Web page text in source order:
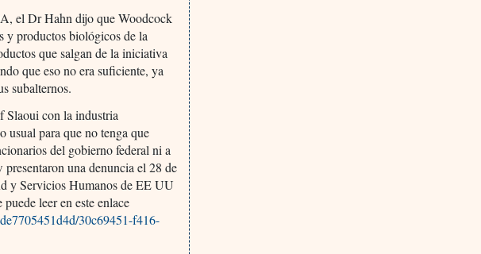
el Dr Hahn dijo que Woodcock
y productos biológicos de la
que salgan de la iniciativa
que eso no era suficiente, ya
subalternos.
Slaoui con la industria
usual para que no tenga que
del gobierno federal ni a
una denuncia el 28 de
y Servicios Humanos de EE UU
leer en este enlace
30c69451-f416-